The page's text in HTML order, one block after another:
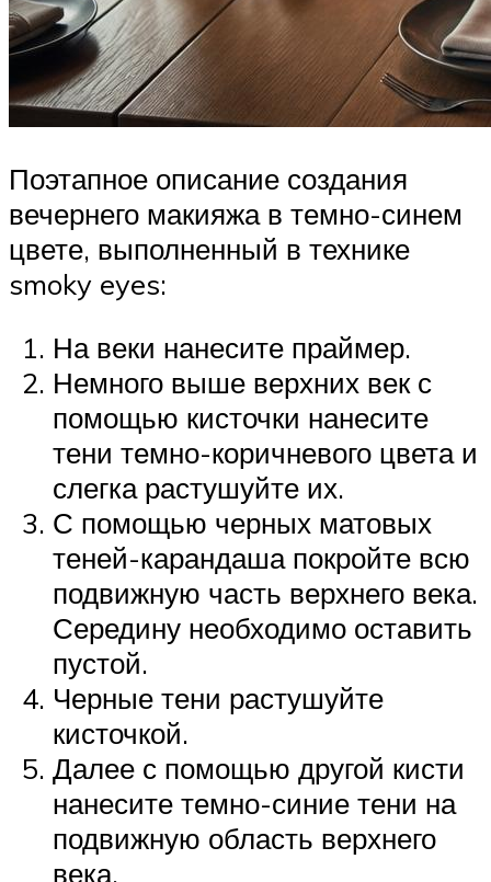
Поэтапное описание создания
вечернего макияжа в темно-синем
цвете, выполненный в технике
smoky eyes:
На веки нанесите праймер.
Немного выше верхних век с
помощью кисточки нанесите
тени темно-коричневого цвета и
слегка растушуйте их.
С помощью черных матовых
теней-карандаша покройте всю
подвижную часть верхнего века.
Середину необходимо оставить
пустой.
Черные тени растушуйте
кисточкой.
Далее с помощью другой кисти
нанесите темно-синие тени на
подвижную область верхнего
века.